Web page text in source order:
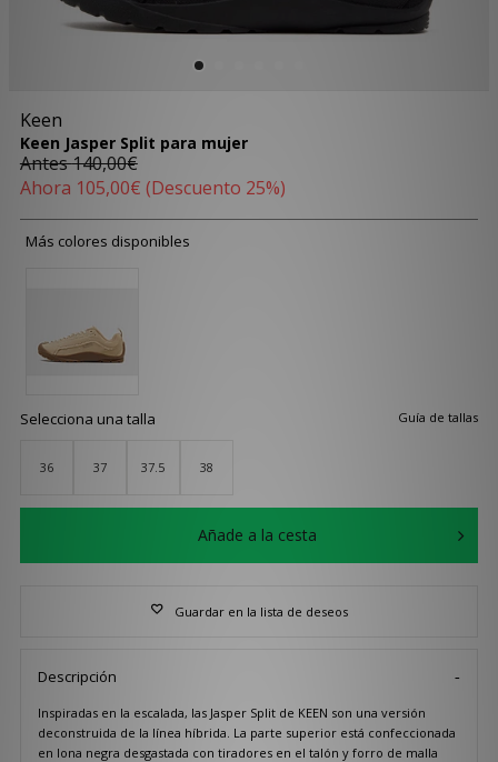
Keen
Keen Jasper Split para mujer
Antes140,00€
Ahora 105,00€ (Descuento 25%)
Más colores disponibles
Guía de tallas
Selecciona una talla
36 37 37.5 38
Añade a la cesta
Guardar en la lista de deseos
Descripción
Inspiradas en la escalada, las Jasper Split de KEEN son una versión
deconstruida de la línea híbrida. La parte superior está confeccionada
en lona negra desgastada con tiradores en el talón y forro de malla